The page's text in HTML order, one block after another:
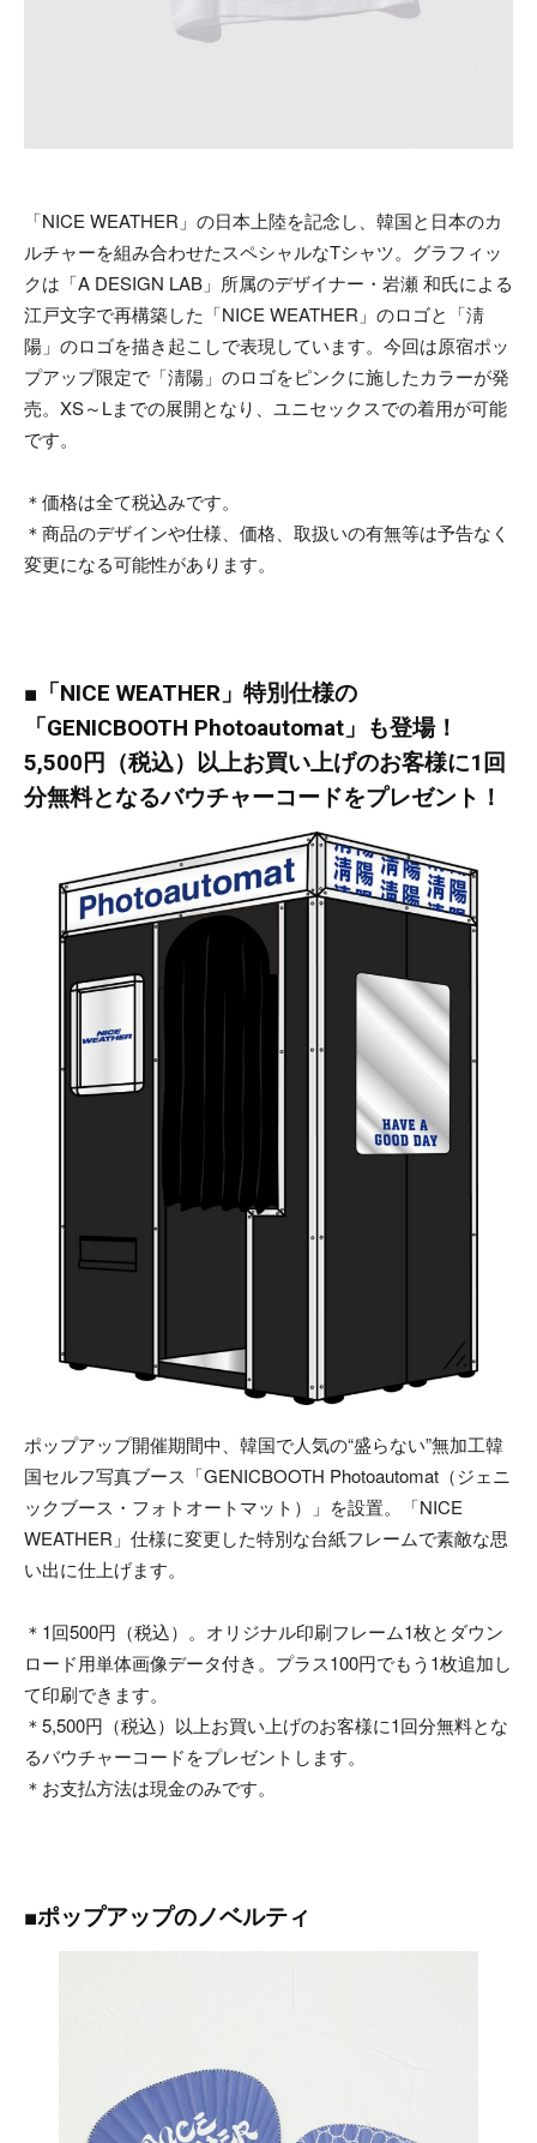
「NICE WEATHER」の日本上陸を記念し、韓国と日本のカ
ルチャーを組み合わせたスペシャルなTシャツ。グラフィッ
クは「A DESIGN LAB」所属のデザイナー・岩瀬 和氏による
江戸文字で再構築した「NICE WEATHER」のロゴと「淸
陽」のロゴを描き起こしで表現しています。今回は原宿ポッ
プアップ限定で「淸陽」のロゴをピンクに施したカラーが発
売。XS～Lまでの展開となり、ユニセックスでの着用が可能
です。
＊価格は全て税込みです。
＊商品のデザインや仕様、価格、取扱いの有無等は予告なく
変更になる可能性があります。
■「NICE WEATHER」特別仕様の
「GENICBOOTH Photoautomat」も登場！
5,500円（税込）以上お買い上げのお客様に1回
分無料となるバウチャーコードをプレゼント！
ポップアップ開催期間中、韓国で人気の“盛らない”無加工韓
国セルフ写真ブース「GENICBOOTH Photoautomat（ジェニ
ックブース・フォトオートマット）」を設置。「NICE
WEATHER」仕様に変更した特別な台紙フレームで素敵な思
い出に仕上げます。
＊1回500円（税込）。オリジナル印刷フレーム1枚とダウン
ロード用単体画像データ付き。プラス100円でもう1枚追加し
て印刷できます。
＊5,500円（税込）以上お買い上げのお客様に1回分無料とな
るバウチャーコードをプレゼントします。
＊お支払方法は現金のみです。
■ポップアップのノベルティ